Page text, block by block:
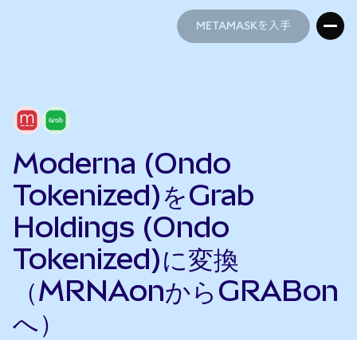
METAMASKを入手
Moderna (Ondo
Tokenized)をGrab
Holdings (Ondo
Tokenized)に変換
（MRNAonからGRABon
へ）